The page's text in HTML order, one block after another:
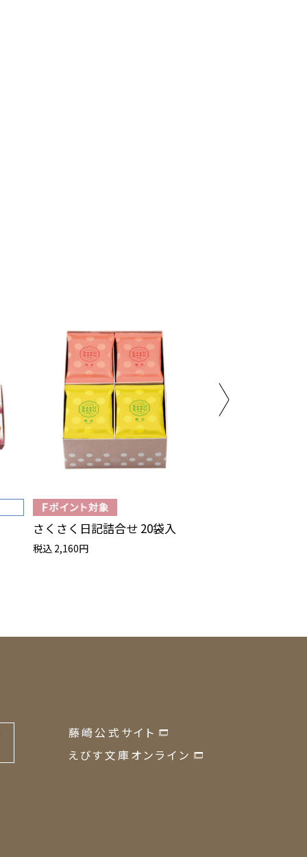
さくさく日記詰合せ 20袋入
税込 2,160円
藤崎公式サイト
えびす文庫オンライン